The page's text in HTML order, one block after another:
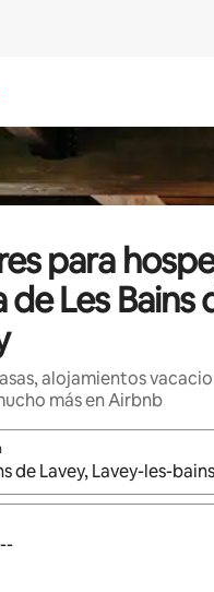
para
de Les Bains
alojamientos
más en Airbnb
resultados estén